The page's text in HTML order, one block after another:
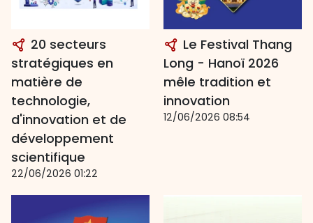
20 secteurs
stratégiques en
matière de
technologie,
d'innovation et de
développement
scientifique
22/06/2026 01:22
Le Festival Thang
Long - Hanoï 2026
mêle tradition et
innovation
12/06/2026 08:54